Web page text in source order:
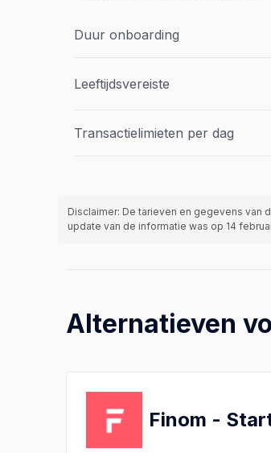
Duur onboarding
Leeftijdsvereiste
Transactielimieten per dag
Disclaimer: De tarieven en gegevens van
update van de informatie was op 14
Alternatieven
Finom -